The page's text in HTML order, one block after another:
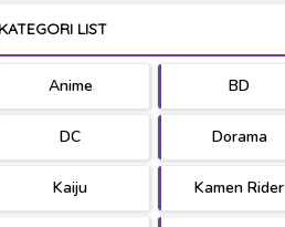
KATEGORI LIST
Anime BD
DC Dorama
Kaiju Kamen Rider